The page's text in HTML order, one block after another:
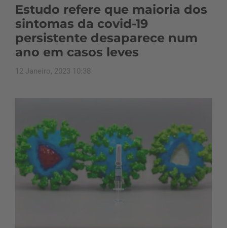
Estudo refere que maioria dos
sintomas da covid-19
persistente desaparece num
ano em casos leves
12 Janeiro, 2023 10:38